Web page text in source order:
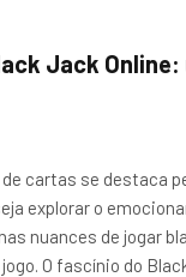
Jack
cartas se destaca
explorar o
nuances de jogar
O fascínio do